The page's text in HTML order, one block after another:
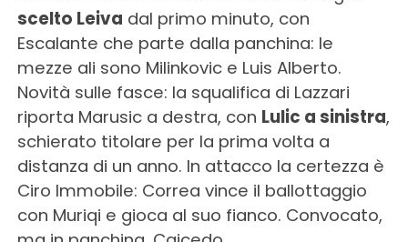
scelto Leiva dal primo minuto, con
Escalante che parte dalla panchina: le
mezze ali sono Milinkovic e Luis Alberto.
Novità sulle fasce: la squalifica di Lazzari
riporta Marusic a destra, con Lulic a sinistra,
schierato titolare per la prima volta a
distanza di un anno. In attacco la certezza è
Ciro Immobile: Correa vince il ballottaggio
con Muriqi e gioca al suo fianco. Convocato,